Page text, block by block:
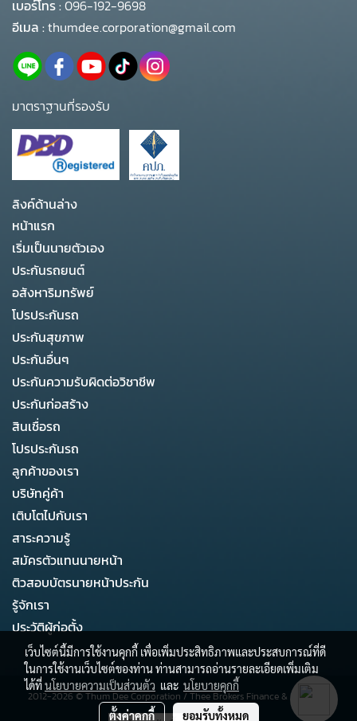
เบอร์โทร :096-192-9698
อีเมล :thumdee.corporation@gmail.com
มาตราฐานที่รองรับ
ลิงค์ด้านล่าง
หน้าแรก
เริ่มเป็นนายตัวเอง
ประกันรถยนต์
อสังหาริมทรัพย์
โปรประกันรถ
ประกันสุขภาพ
ประกันอื่นๆ
ประกันความรับผิดต่อวิชาชีพ
ประกันก่อสร้าง
สินเชื่อรถ
โปรประกันรถ
ลูกค้าของเรา
บริษัทคู่ค้า
เติบโตไปกับเรา
สาระความรู้
สมัครตัวแทนนายหน้า
ติวสอบบัตรนายหน้าประกัน
รู้จักเรา
ประวัติผู้ก่อตั้ง
2012-2026 ©Thum Dee Corporation / Thee Brokers Finance & Business
เว็บไซต์นี้มีการใช้งานคุกกี้ เพื่อเพิ่มประสิทธิภาพและประสบการณ์ที่ดี
ในการใช้งานเว็บไซต์ของท่าน ท่านสามารถอ่านรายละเอียดเพิ่มเติม
ได้ที่นโยบายความเป็นส่วนตัว และ นโยบายคุกกี้
ตั้งค่าคุกกี้ ยอมรับทั้งหมด